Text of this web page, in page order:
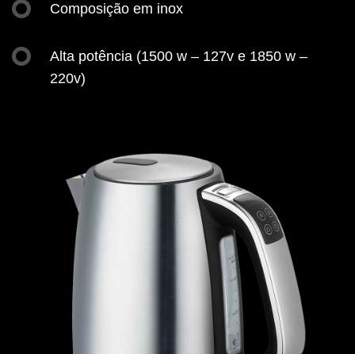
Composição em inox
Alta potência (1500 w – 127v e 1850 w –
220v)